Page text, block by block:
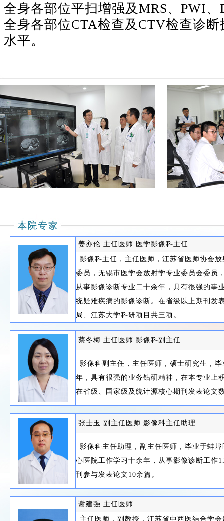
全身各部位平扫增强及 MRS、 PWI、
全身各部位CTA检查及 CTV检查诊断
水平。
姜亦伦:主任医师 医学影像科主任
影像科主任，主任医师，江苏省医师协会
委员，无锡市医学会放射学专业委员会委员
从事影像诊断专业二十余年，具有很强的事
统疑难疾病的影像诊断。在省级以上期刊发
局、江苏大学科研项目共三项。
蔡冬梅:主任医师 影像科副主任
影像科副主任，主任医师，硕士研究生，
年，具有很强的业务钻研精神，在本专业上
在省级、国家级及统计源核心期刊发表论文
张士玉:副主任医师 影像科主任助理
影像科主任助理，副主任医师，毕业于蚌
心医院工作学习十余年，从事影像诊断工作
刊参与发表论文10余篇。
谢建强:主任医师
主任医师，副教授，江苏省中西医结合学